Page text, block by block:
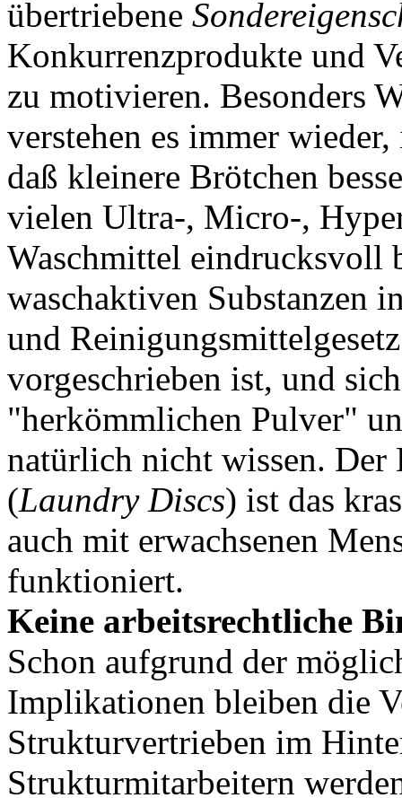
übertriebene
Konkurrenzprodukte und
zu motivieren. Besonders
verstehen es immer
daß kleinere Brötchen
vielen Ultra-, Micro-,
Waschmittel eindrucksvoll
waschaktiven Substanzen
und
vorgeschrieben ist, und
"herkömmlichen Pulver"
natürlich nicht wissen.
(Laundry Discs) ist das
auch mit erwachsenen
funktioniert.
Keine arbeitsrechtliche
Schon aufgrund der
Implikationen bleiben die
Strukturvertrieben im
Strukturmitarbeitern